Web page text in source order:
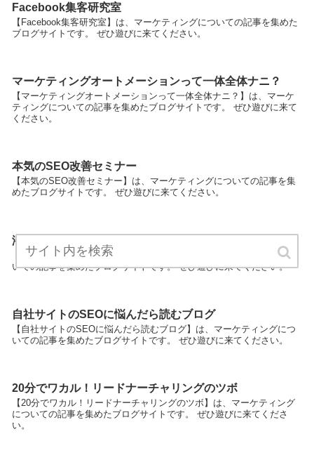
Facebook集客研究室
【Facebook集客研究室】は、マーケティングについての記事を集めた
ブログサイトです。 ぜひ遊びに来てください。
マーケティングオートメーションって一体全体ナニ？
【マーケティングオートメーションって一体全体ナニ？】は、マーケ
ティングについての記事を集めたブログサイトです。 ぜひ遊びに来て
ください。
本気のSEO改善セミナー
【本気のSEO改善セミナー】は、マーケティングについての記事を集
めたブログサイトです。 ぜひ遊びに来てください。
潜在顧客から見込み顧客を見つけるには
【潜在顧客から見込み顧客を見つけるには】は、マーケティングにつ
いての記事を集めたブログサイトです。 ぜひ遊びに来てください。
自社サイトのSEOに悩んだら読むブログ
【自社サイトのSEOに悩んだら読むブログ】は、マーケティングにつ
いての記事を集めたブログサイトです。 ぜひ遊びに来てください。
20分でワカル！リードナーチャリングのツボ
【20分でワカル！リードナーチャリングのツボ】は、マーケティング
についての記事を集めたブログサイトです。 ぜひ遊びに来てくださ
い。